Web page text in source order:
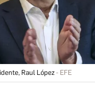
Raul López EFE